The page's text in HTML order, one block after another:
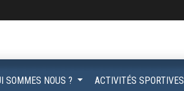
SOMMES NOUS ? ACTIVITÉS SPORTIVES